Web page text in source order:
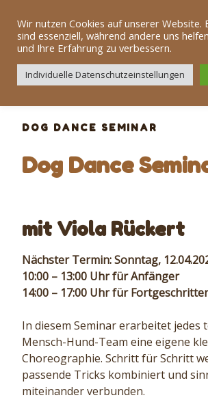
Inhalt
springenDog Team Alb
Menü
DOG DANCE SEMINAR
Dog Dance
mit Viola Rückert
Nächster Termin: Sonntag,
10:00 – 13:00 Uhr für Anfänger
14:00 – 17:00 Uhr für
In diesem Seminar erarbeitet jedes
Mensch-Hund-Team eine eigene
Choreographie. Schritt für Schritt
passende Tricks kombiniert und
miteinander verbunden.
Wir nutzen Cookies auf unserer Website.
sind essenziell, während andere uns
und Ihre Erfahrung zu verbessern.
Individuelle Datenschutzeinstellungen